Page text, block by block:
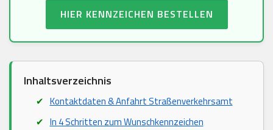
HIER KENNZEICHEN BESTELLEN
Inhaltsverzeichnis
Kontaktdaten & Anfahrt Straßenverkehrsamt
In 4 Schritten zum Wunschkennzeichen